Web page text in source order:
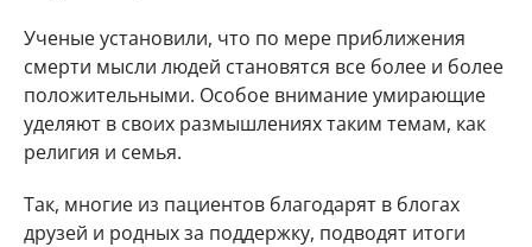
Ученые установили, что по мере приближения
смерти мысли людей становятся все более и более
положительными. Особое внимание умирающие
уделяют в своих размышлениях таким темам, как
религия и семья.
Так, многие из пациентов благодарят в блогах
друзей и родных за поддержку, подводят итоги